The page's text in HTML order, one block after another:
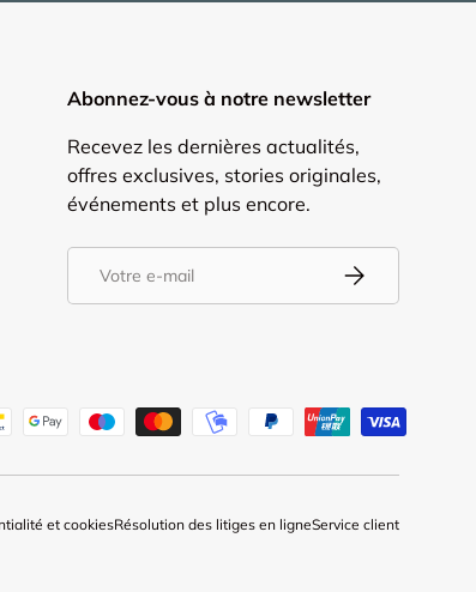
Abonnez-vous à notre newsletter
Recevez les dernières actualités,
offres exclusives, stories originales,
événements et plus encore.
S’inscrire
et cookiesRésolution des litiges en ligneService client